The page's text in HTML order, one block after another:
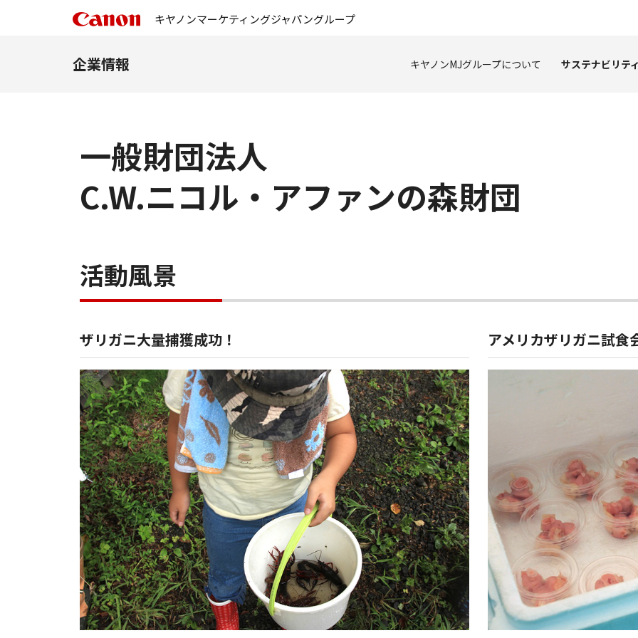
キヤノンマーケティングジャパングループ
企業情報 キヤノンMJグループについて サステナビリテ
一般財団法人
C.W.ニコル・アファンの森財団
活動風景
ザリガニ大量捕獲成功！ アメリカザリガニ試食